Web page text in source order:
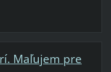
Maľujem pre